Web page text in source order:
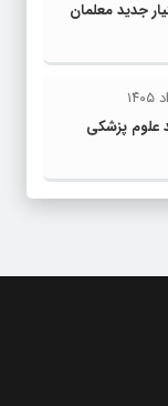
جدید معلمان
علوم پزشکی